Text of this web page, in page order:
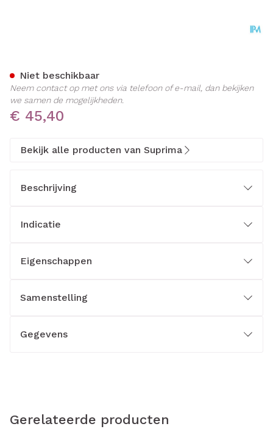
€ 45,40
Niet beschikbaar
Neem contact op met ons via telefoon of e-mail, dan bekijken
we samen de mogelijkheden.
Bekijk alle producten van Suprima
Beschrijving
Indicatie
Eigenschappen
Samenstelling
Gegevens
Gerelateerde producten